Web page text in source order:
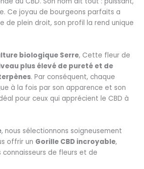
Ce joyau de bourgeons parfaits a
de plein droit, son profil la rend unique
biologique Serre, Cette fleur de
plus élevé de pureté et de
. Par conséquent, chaque
à la fois par son apparence et son
pour ceux qui apprécient le CBD à
, nous sélectionnons soigneusement
offrir un Gorille CBD incroyable,
connaisseurs de fleurs et de